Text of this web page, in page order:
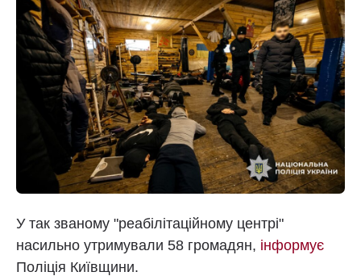
У так званому "реабілітаційному центрі"
насильно утримували 58 громадян, інформує
Поліція Київщини.